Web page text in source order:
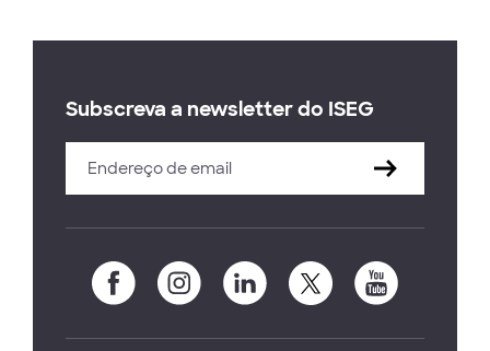
Subscreva a newsletter do ISEG